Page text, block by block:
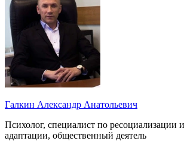
Галкин Александр Анатольевич
Психолог, специалист по ресоциализации
адаптации, общественный деятель